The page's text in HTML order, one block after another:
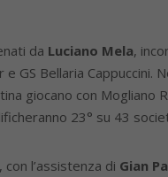
da Luciano Mela,
e GS Bellaria
giocano con Mogliano
23° su 43
, con l’assistenza di Gian